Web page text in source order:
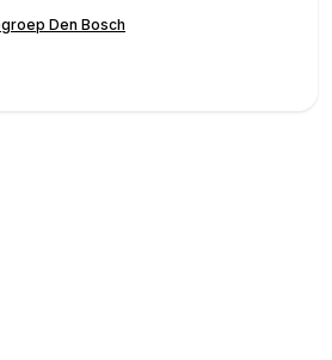
Den Bosch